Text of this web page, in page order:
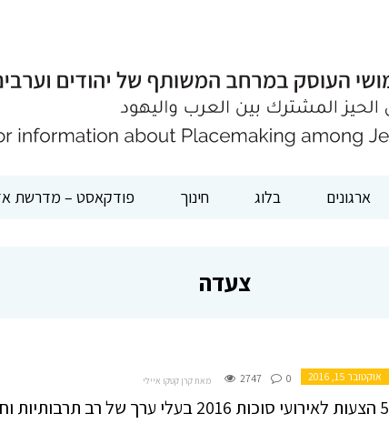
ארגונים בלוג חינוך פודקאסט – מדרשת
צעדה
אוקטובר 15, 2016 2747 0 מאת קרן קטקו איילי
5 הצעות לאירועי סוכות 2016 בעלי ערך של רב תרבותיות וחיים משותפים